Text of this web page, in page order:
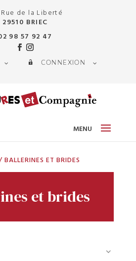
de la Liberté
29510 BRIEC
98 57 92 47
CONNEXION
BALLERINES ET BRIDES
et brides